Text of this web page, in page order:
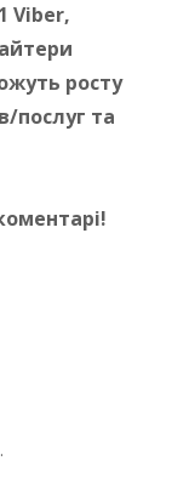
Viber,
росту
послуг та
.